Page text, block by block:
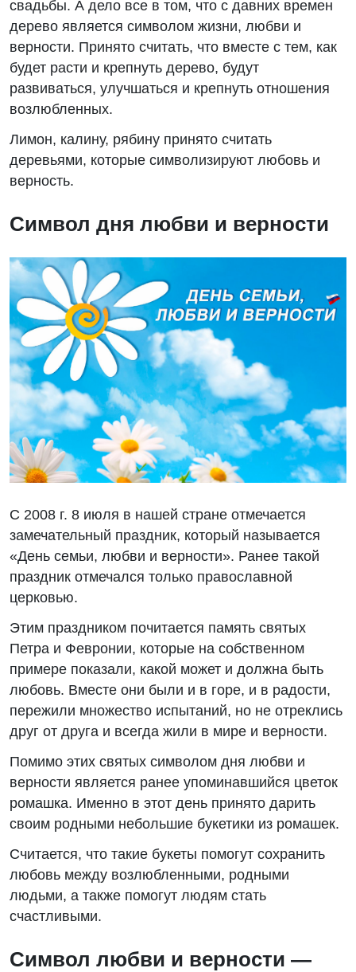
свадьбы. А дело все в том, что с давних времен
дерево является символом жизни, любви и
верности. Принято считать, что вместе с тем, как
будет расти и крепнуть дерево, будут
развиваться, улучшаться и крепнуть отношения
возлюбленных.
Лимон, калину, рябину принято считать
деревьями, которые символизируют любовь и
верность.
Символ дня любви и верности
С 2008 г. 8 июля в нашей стране отмечается
замечательный праздник, который называется
«День семьи, любви и верности». Ранее такой
праздник отмечался только православной
церковью.
Этим праздником почитается память святых
Петра и Февронии, которые на собственном
примере показали, какой может и должна быть
любовь. Вместе они были и в горе, и в радости,
пережили множество испытаний, но не отреклись
друг от друга и всегда жили в мире и верности.
Помимо этих святых символом дня любви и
верности является ранее упоминавшийся цветок
ромашка. Именно в этот день принято дарить
своим родными небольшие букетики из ромашек.
Считается, что такие букеты помогут сохранить
любовь между возлюбленными, родными
людьми, а также помогут людям стать
счастливыми.
Символ любви и верности —